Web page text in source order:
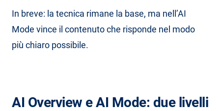
In breve: la tecnica rimane la base, ma nell’AI
Mode vince il contenuto che risponde nel modo
più chiaro possibile.
AI Overview e AI Mode: due livelli